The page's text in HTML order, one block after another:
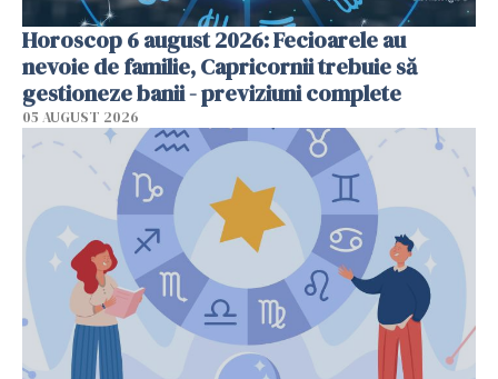
Horoscop 6 august 2026: Fecioarele au
nevoie de familie, Capricornii trebuie să
gestioneze banii - previziuni complete
05 AUGUST 2026